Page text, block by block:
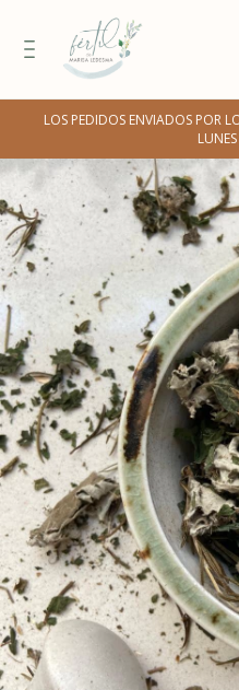
LOS PEDIDOS ENVIADOS POR
LUNES